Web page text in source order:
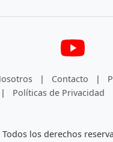
| Contacto |
| Políticas de Privacidad
los derechos